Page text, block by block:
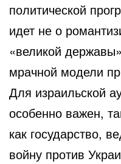
политической
идет не о
«великой
мрачной модели
Для израильской
особенно важен,
как государство,
войну против